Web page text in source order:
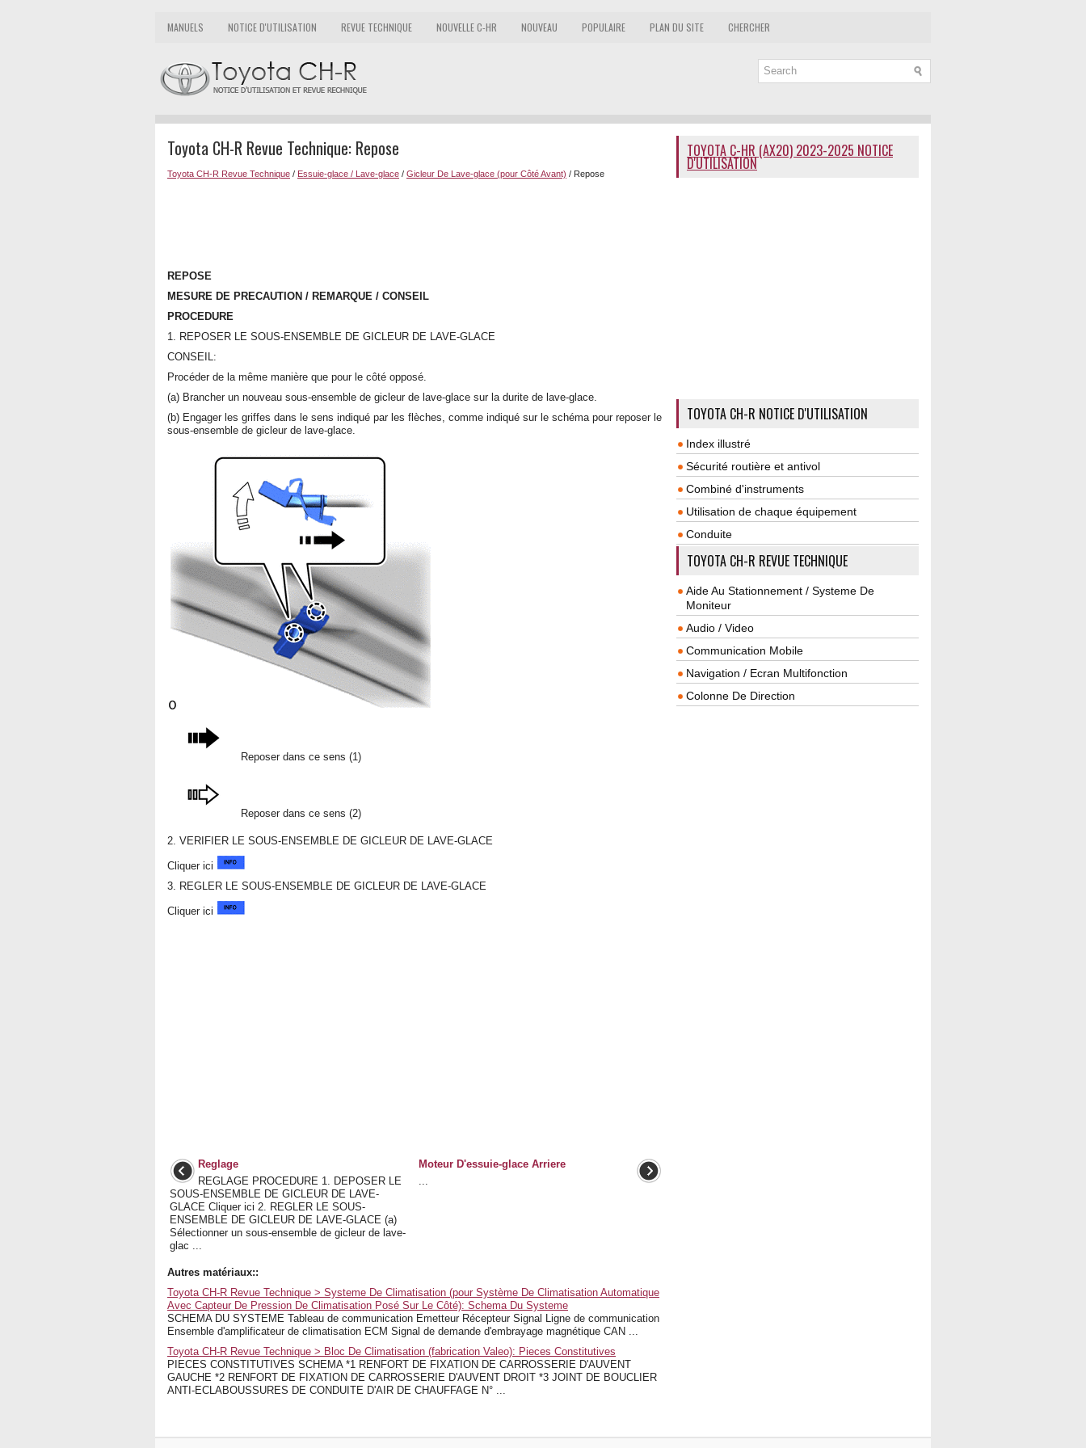
MANUELS NOTICE D'UTILISATION REVUE TECHNIQUE NOUVELLE C-HR NOUVEAU POPULAIRE PLAN DU SITE CHERCHER
Toyota CH-R Revue Technique: Repose
Toyota CH-R Revue Technique / Essuie-glace / Lave-glace / Gicleur De Lave-glace (pour Côté Avant) / Repose
REPOSE
MESURE DE PRECAUTION / REMARQUE / CONSEIL
PROCEDURE
1. REPOSER LE SOUS-ENSEMBLE DE GICLEUR DE LAVE-GLACE
CONSEIL:
Procéder de la même manière que pour le côté opposé.
(a) Brancher un nouveau sous-ensemble de gicleur de lave-glace sur la durite de lave-glace.
(b) Engager les griffes dans le sens indiqué par les flèches, comme indiqué sur le schéma pour reposer le
sous-ensemble de gicleur de lave-glace.
Reposer dans ce sens (1)
Reposer dans ce sens (2)
2. VERIFIER LE SOUS-ENSEMBLE DE GICLEUR DE LAVE-GLACE
Cliquer ici
3. REGLER LE SOUS-ENSEMBLE DE GICLEUR DE LAVE-GLACE
Cliquer ici
Reglage
REGLAGE PROCEDURE 1. DEPOSER LE
SOUS-ENSEMBLE DE GICLEUR DE LAVE-
GLACE Cliquer ici 2. REGLER LE SOUS-
ENSEMBLE DE GICLEUR DE LAVE-GLACE (a)
Sélectionner un sous-ensemble de gicleur de lave-
glac ...
Moteur D'essuie-glace Arriere
...
Autres matériaux::
Toyota CH-R Revue Technique > Systeme De Climatisation (pour Système De Climatisation Automatique
Avec Capteur De Pression De Climatisation Posé Sur Le Côté): Schema Du Systeme
SCHEMA DU SYSTEME Tableau de communication Emetteur Récepteur Signal Ligne de communication
Ensemble d'amplificateur de climatisation ECM Signal de demande d'embrayage magnétique CAN ...
Toyota CH-R Revue Technique > Bloc De Climatisation (fabrication Valeo): Pieces Constitutives
PIECES CONSTITUTIVES SCHEMA *1 RENFORT DE FIXATION DE CARROSSERIE D'AUVENT
GAUCHE *2 RENFORT DE FIXATION DE CARROSSERIE D'AUVENT DROIT *3 JOINT DE BOUCLIER
ANTI-ECLABOUSSURES DE CONDUITE D'AIR DE CHAUFFAGE N° ...
TOYOTA C-HR (AX20) 2023-2025 NOTICE
D'UTILISATION
TOYOTA CH-R NOTICE D'UTILISATION
Index illustré
Sécurité routière et antivol
Combiné d'instruments
Utilisation de chaque équipement
Conduite
TOYOTA CH-R REVUE TECHNIQUE
Aide Au Stationnement / Systeme De
Moniteur
Audio / Video
Communication Mobile
Navigation / Ecran Multifonction
Colonne De Direction